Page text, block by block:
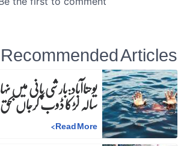
Recommended Articles
سالہ لڑکا ڈوب کرجاں بحق
Read More
>